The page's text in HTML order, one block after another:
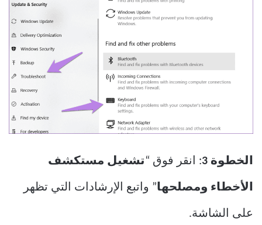
الخطوة 3 : انقر فوق “ تشغيل مستكشف
الأخطاء ومصلحها” واتبع الإرشادات التي تظهر
على الشاشة.